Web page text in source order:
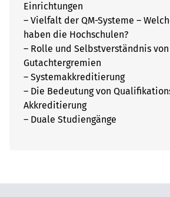
Einrichtungen
– Vielfalt der QM-Systeme –
haben die Hochschulen?
– Rolle und Selbstverständnis von
Gutachtergremien
– Systemakkreditierung
– Die Bedeutung von
Akkreditierung
– Duale Studiengänge